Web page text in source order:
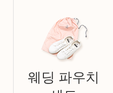
웨딩 파우치